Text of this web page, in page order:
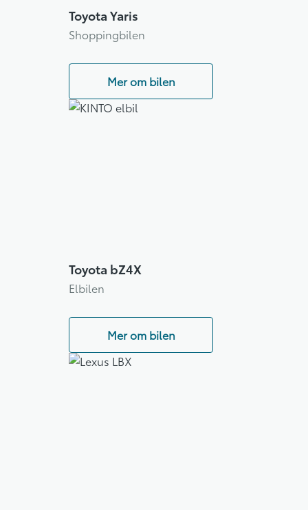
Toyota Yaris
Shoppingbilen
Mer om bilen
Toyota bZ4X
Elbilen
Mer om bilen